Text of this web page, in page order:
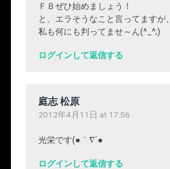
ＦＢぜひ始めましょう！
と、エラそうなこと言ってますが、
私も何にも判ってませ～ん(^_^;)
ログインして返信する
庭志 松原
2012年4月11日 at 17:56
光栄です(●｀∇´●ゞ
ログインして返信する